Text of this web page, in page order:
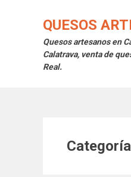
QUESOS
Quesos artesanos en
Calatrava, venta de
Real.